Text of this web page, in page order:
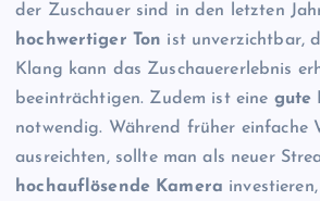
der Zuschauer sind in den letzten
hochwertiger Ton ist unverzichtbar,
Klang kann das Zuschauererlebnis
beeinträchtigen. Zudem ist eine gute
notwendig. Während früher einfache
ausreichten, sollte man als neuer
hochauflösende Kamera